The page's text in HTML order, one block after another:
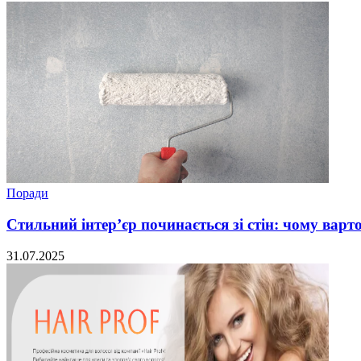
Поради
Стильний інтер’єр починається зі стін: чому
31.07.2025